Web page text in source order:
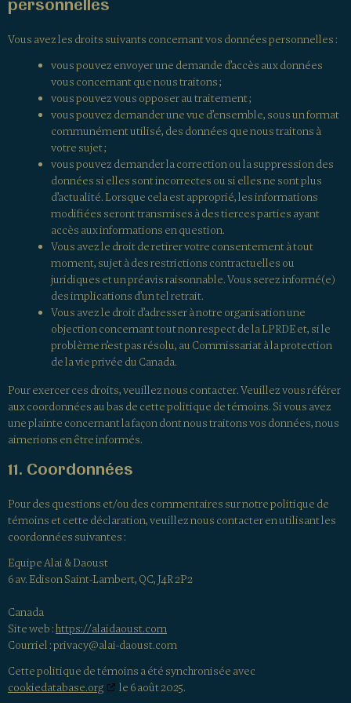
personnelles
Vous avez les droits suivants concernant vos données personnelles :
vous pouvez envoyer une demande d’accès aux données
vous concernant que nous traitons ;
vous pouvez vous opposer au traitement ;
vous pouvez demander une vue d’ensemble, sous un format
communément utilisé, des données que nous traitons à
votre sujet ;
vous pouvez demander la correction ou la suppression des
données si elles sont incorrectes ou si elles ne sont plus
d’actualité. Lorsque cela est approprié, les informations
modifiées seront transmises à des tierces parties ayant
accès aux informations en question.
Vous avez le droit de retirer votre consentement à tout
moment, sujet à des restrictions contractuelles ou
juridiques et un préavis raisonnable. Vous serez informé(e)
des implications d’un tel retrait.
Vous avez le droit d’adresser à notre organisation une
objection concernant tout non respect de la LPRDE et, si le
problème n’est pas résolu, au Commissariat à la protection
de la vie privée du Canada.
Pour exercer ces droits, veuillez nous contacter. Veuillez vous référer
aux coordonnées au bas de cette politique de témoins. Si vous avez
une plainte concernant la façon dont nous traitons vos données, nous
aimerions en être informés.
11. Coordonnées
Pour des questions et/ou des commentaires sur notre politique de
témoins et cette déclaration, veuillez nous contacter en utilisant les
coordonnées suivantes :
Equipe Alai & Daoust
6 av. Edison Saint-Lambert, QC, J4R 2P2
Canada
Site web :https://alaidaoust.com
Courriel :privacy@alai-daoust.com
Cette politique de témoins a été synchronisée avec
cookiedatabase.org
le 6 août 2025.